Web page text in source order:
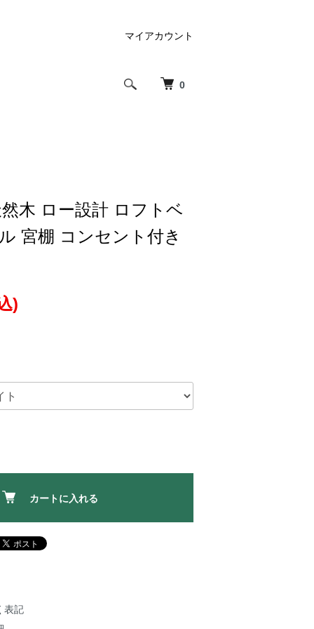
0
マイアカウント
木 ロー設計 ロフトベ
宮棚 コンセント付き
)
カートに入れる
表記